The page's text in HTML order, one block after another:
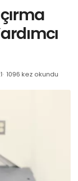
1096 kez okundu